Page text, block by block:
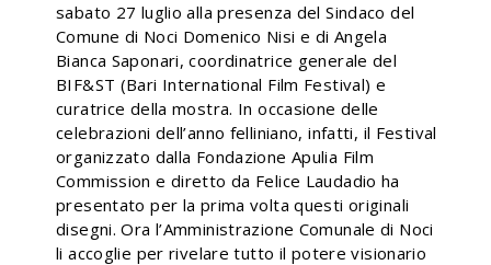
sabato 27 luglio alla presenza del Sindaco del
Comune di Noci Domenico Nisi e di Angela
Bianca Saponari, coordinatrice generale del
BIF&ST (Bari International Film Festival) e
curatrice della mostra. In occasione delle
celebrazioni dell’anno felliniano, infatti, il Festival
organizzato dalla Fondazione Apulia Film
Commission e diretto da Felice Laudadio ha
presentato per la prima volta questi originali
disegni. Ora l’Amministrazione Comunale di Noci
li accoglie per rivelare tutto il potere visionario